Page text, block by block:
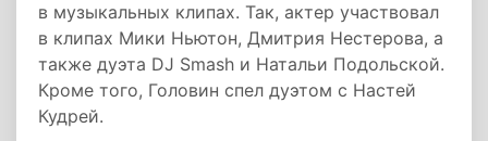
в музыкальных клипах. Так, актер участвовал
в клипах Мики Ньютон, Дмитрия Нестерова, а
также дуэта DJ Smash и Натальи Подольской.
Кроме того, Головин спел дуэтом с Настей
Кудрей.